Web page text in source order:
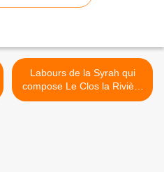
Labours de la Syrah qui
compose Le Clos la Rivière
rouge à 80% et 20% de